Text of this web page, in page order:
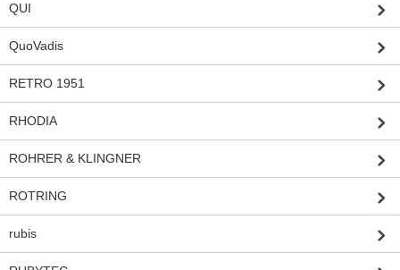
QUI
QuoVadis
RETRO 1951
RHODIA
ROHRER & KLINGNER
ROTRING
rubis